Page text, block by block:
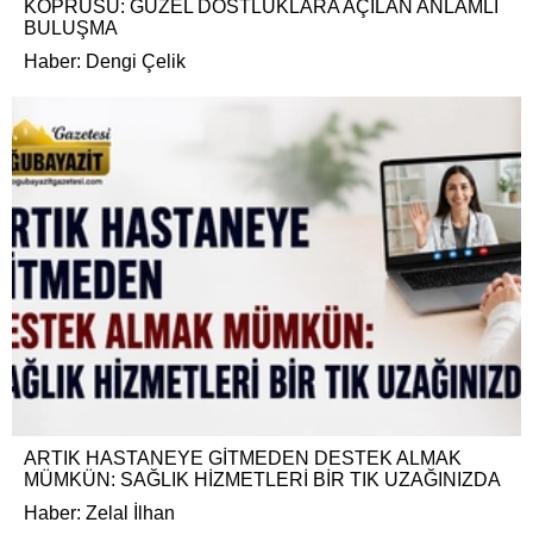
KÖPRÜSÜ: GÜZEL DOSTLUKLARA AÇILAN ANLAMLI
BULUŞMA
Haber: Dengi Çelik
ARTIK HASTANEYE GİTMEDEN DESTEK ALMAK
MÜMKÜN: SAĞLIK HİZMETLERİ BİR TIK UZAĞINIZDA
Haber: Zelal İlhan